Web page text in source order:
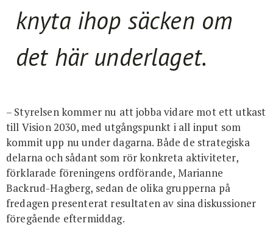
knyta ihop säcken om
det här underlaget.
– Styrelsen kommer nu att jobba vidare mot ett utkast
till Vision 2030, med utgångspunkt i all input som
kommit upp nu under dagarna. Både de strategiska
delarna och sådant som rör konkreta aktiviteter,
förklarade föreningens ordförande, Marianne
Backrud-Hagberg, sedan de olika grupperna på
fredagen presenterat resultaten av sina diskussioner
föregående eftermiddag.